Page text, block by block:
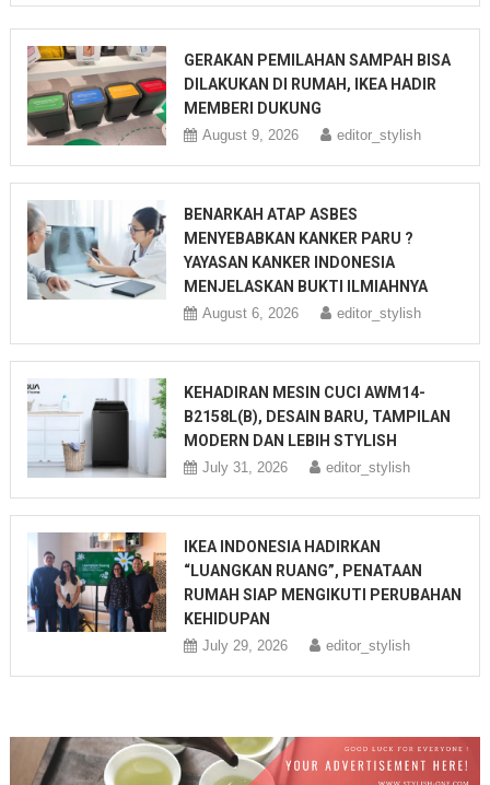
GERAKAN PEMILAHAN SAMPAH BISA
DILAKUKAN DI RUMAH, IKEA HADIR
MEMBERI DUKUNG
August 9, 2026 editor_stylish
BENARKAH ATAP ASBES
MENYEBABKAN KANKER PARU ?
YAYASAN KANKER INDONESIA
MENJELASKAN BUKTI ILMIAHNYA
August 6, 2026 editor_stylish
KEHADIRAN MESIN CUCI AWM14-
B2158L(B), DESAIN BARU, TAMPILAN
MODERN DAN LEBIH STYLISH
July 31, 2026 editor_stylish
IKEA INDONESIA HADIRKAN
“LUANGKAN RUANG”, PENATAAN
RUMAH SIAP MENGIKUTI PERUBAHAN
KEHIDUPAN
July 29, 2026 editor_stylish